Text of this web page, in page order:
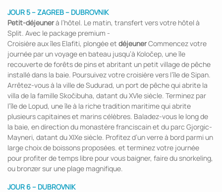
JOUR 5 – ZAGREB – DUBROVNIK
Petit-déjeunerà l’hôtel. Le matin, transfert vers votre hôtel à
Split. Avec le package premium -
Croisière aux îles Elafiti, plongée et déjeunerCommencez votre
journée par un voyage en bateau jusqu’à Koločep, une île
recouverte de forêts de pins et abritant un petit village de pêche
installé dans la baie. Poursuivez votre croisière vers l’île de Sipan.
Arrêtez-vous à la ville de Sudurad, un port de pêche qui abrite la
villa de la famille Skočibuha, datant du XVIe siècle. Terminez par
l’île de Lopud, une île à la riche tradition maritime qui abrite
plusieurs capitaines et marins célèbres. Baladez-vous le long de
la baie, en direction du monastère franciscain et du parc Gjorgic-
Mayneri, datant du XIXe siècle. Profitez d’un verre à bord parmi un
large choix de boissons proposées. et terminez votre journée
pour profiter de temps libre pour vous baigner, faire du snorkeling,
ou bronzer sur une plage magnifique.
JOUR 6 – DUBROVNIK